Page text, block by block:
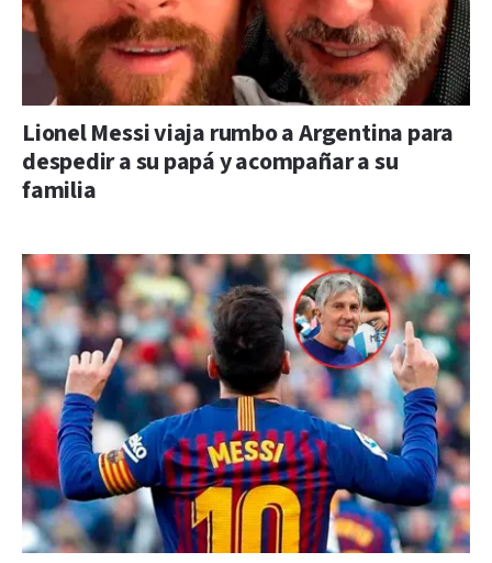
Lionel Messi viaja rumbo a Argentina para
despedir a su papá y acompañar a su
familia